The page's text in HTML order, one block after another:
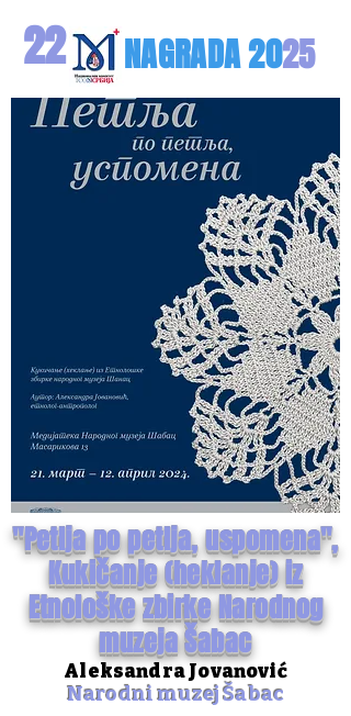
22 NAGRADA2025
"Petlja po petlja, uspomena",
Kukičanje (heklanje) iz
Etnološke zbirke Narodnog
muzeja Šabac
Aleksandra Jovanović
Narodni muzej Šabac